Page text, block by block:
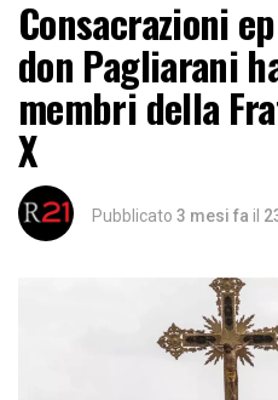
Consacrazioni
don Pagliarani
membri della
X
Pubblicato 3 mesi fa il